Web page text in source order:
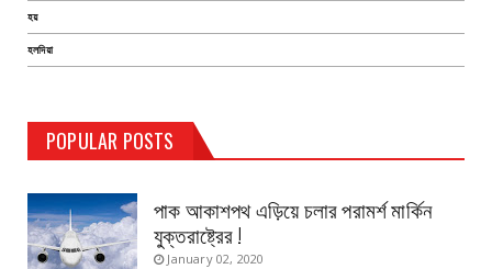
হয়
হলদিয়া
POPULAR POSTS
TEST PAGE
August 14, 2019
পাক আকাশপথ এড়িয়ে চলার পরামর্শ মার্কিন
যুক্তরাষ্ট্রের !
January 02, 2020